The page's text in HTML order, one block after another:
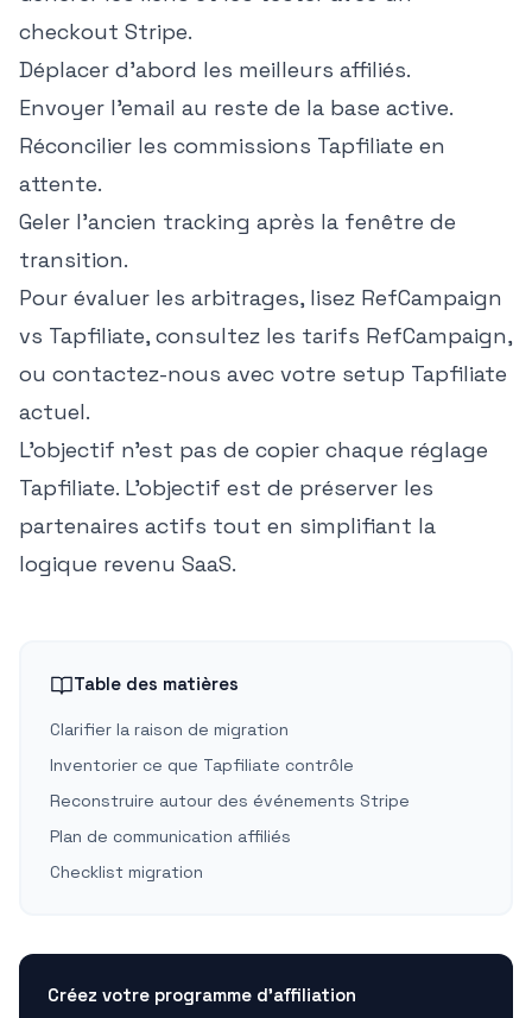
checkout Stripe.
Déplacer d'abord les meilleurs affiliés.
Envoyer l'email au reste de la base active.
Réconcilier les commissions Tapfiliate en
attente.
Geler l'ancien tracking après la fenêtre de
transition.
Pour évaluer les arbitrages, lisez RefCampaign
vs Tapfiliate, consultez les tarifs RefCampaign,
ou contactez-nous avec votre setup Tapfiliate
actuel.
L'objectif n'est pas de copier chaque réglage
Tapfiliate. L'objectif est de préserver les
partenaires actifs tout en simplifiant la
logique revenu SaaS.
Table des matières
Clarifier la raison de migration
Inventorier ce que Tapfiliate contrôle
Reconstruire autour des événements Stripe
Plan de communication affiliés
Checklist migration
Créez votre programme d'affiliation